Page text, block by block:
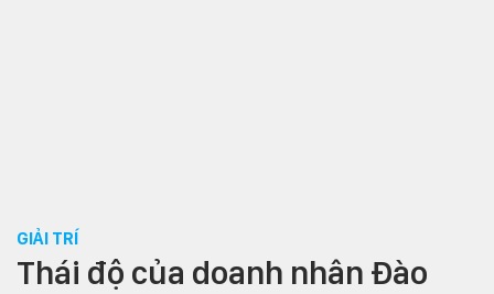
GIẢI TRÍ
Thái độ của doanh nhân Đào